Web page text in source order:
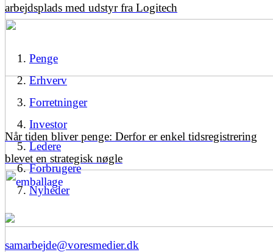
arbejdsplads med udstyr fra Logitech
Når tiden bliver penge: Derfor er enkel tidsregistrering
blevet en strategisk nøgle
Penge
Erhverv
Forretninger
Investor
Ledere
Forbrugere
Nyheder
samarbejde@voresmedier.dk